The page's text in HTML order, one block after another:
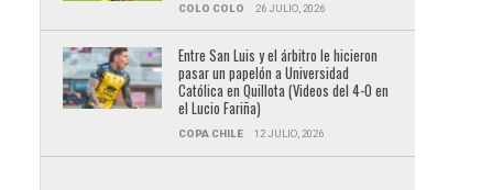
COLO COLO 26 JULIO, 2026
Entre San Luis y el árbitro le hicieron
pasar un papelón a Universidad
Católica en Quillota (Videos del 4-0 en
el Lucio Fariña)
COPA CHILE 12 JULIO, 2026